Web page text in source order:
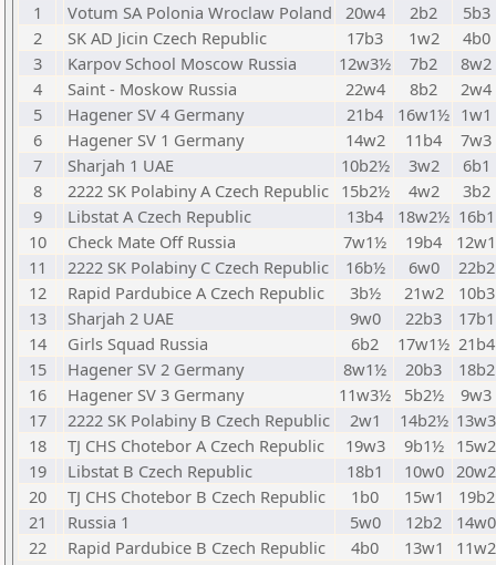
1
Votum SA Polonia Wroclaw Poland 20w4 2b2
5b3
2
SK AD Jicin Czech Republic 17b3 1w2
4b0
3
Karpov School Moscow Russia 12w3½ 7b2
8w2
4
Saint - Moskow Russia 22w4 8b2
2w4
5
Hagener SV 4 Germany 21b4 16w1½ 1w1
6
Hagener SV 1 Germany 14w2 11b4
7w3
7
Sharjah 1 UAE 10b2½ 3w2
6b1
8
2222 SK Polabiny A Czech Republic 15b2½ 4w2
3b2
9
Libstat A Czech Republic 13b4 18w2½ 16b1
10
Check Mate Off Russia 7w1½ 19b4
12w1
11
2222 SK Polabiny C Czech Republic 16b½ 6w0
22b2
12
Rapid Pardubice A Czech Republic 3b½ 21w2
10b3
13
Sharjah 2 UAE 9w0 22b3
17b1
14
Girls Squad Russia 6b2 17w1½ 21b4
15
Hagener SV 2 Germany 8w1½ 20b3
18b2
16
Hagener SV 3 Germany 11w3½ 5b2½
9w3
17
2222 SK Polabiny B Czech Republic 2w1 14b2½ 13w3
18
TJ CHS Chotebor A Czech Republic 19w3 9b1½
15w2
19
Libstat B Czech Republic 18b1 10w0 20w2
20
TJ CHS Chotebor B Czech Republic 1b0 15w1
19b2
21
Russia 1 5w0 12b2
14w0
22
Rapid Pardubice B Czech Republic 4b0 13w1 11w2